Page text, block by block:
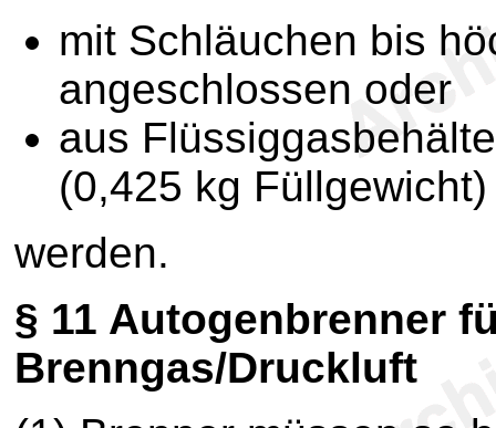
mit Schläuchen bis
angeschlossen oder
aus
(0,425 kg
werden.
§ 11 Autogenbrenner
Brenngas/Druckluft